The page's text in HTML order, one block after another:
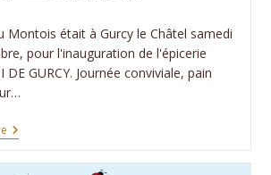
Montois était à Gurcy le Châtel samedi
pour l'inauguration de l'épicerie
DE GURCY. Journée conviviale, pain
Le
Four